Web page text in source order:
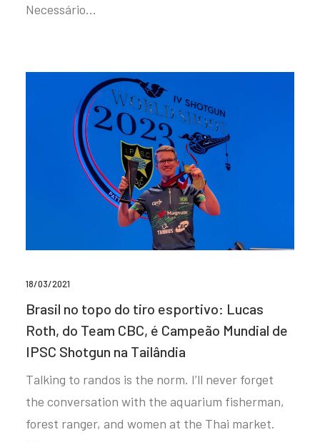
Necessário…
18/03/2021
Brasil no topo do tiro esportivo: Lucas
Roth, do Team CBC, é Campeão Mundial de
IPSC Shotgun na Tailândia
Talking to randos is the norm. I’ll never forget
the conversation with the aquarium fisherman,
forest ranger, and women at the Thai market.